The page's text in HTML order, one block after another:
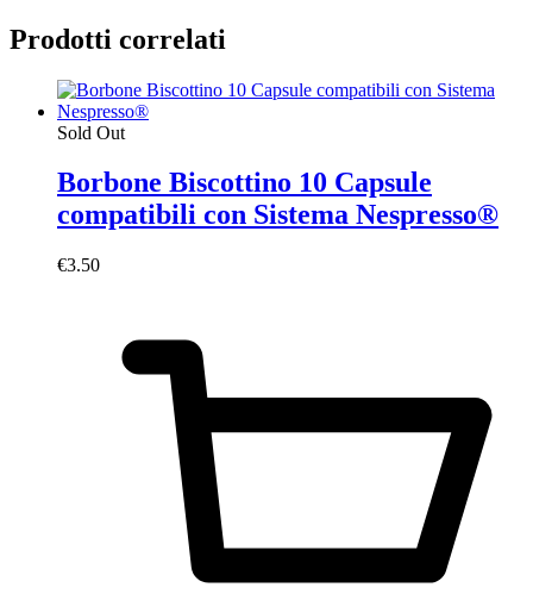
Prodotti correlati
Sold Out
Borbone Biscottino 10 Capsule
compatibili con Sistema Nespresso®
€3.50